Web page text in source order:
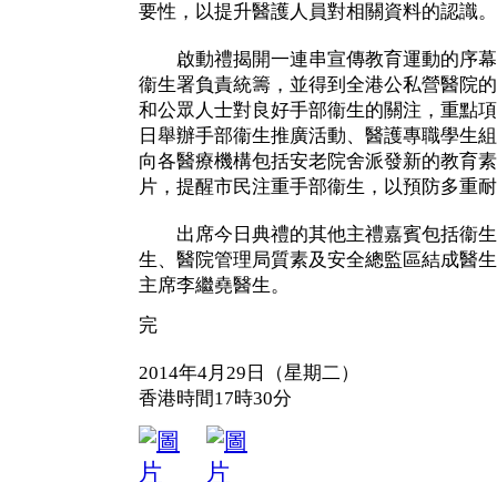
要性，以提升醫護人員對相關資料的認識。
啟動禮揭開一連串宣傳教育運動的序幕
衞生署負責統籌，並得到全港公私營醫院
和公眾人士對良好手部衞生的關注，重點
日舉辦手部衞生推廣活動、醫護專職學生
向各醫療機構包括安老院舍派發新的教育
片，提醒市民注重手部衞生，以預防多重
出席今日典禮的其他主禮嘉賓包括衞生
生、醫院管理局質素及安全總監區結成醫
主席李繼堯醫生。
完
2014年4月29日（星期二）
香港時間17時30分